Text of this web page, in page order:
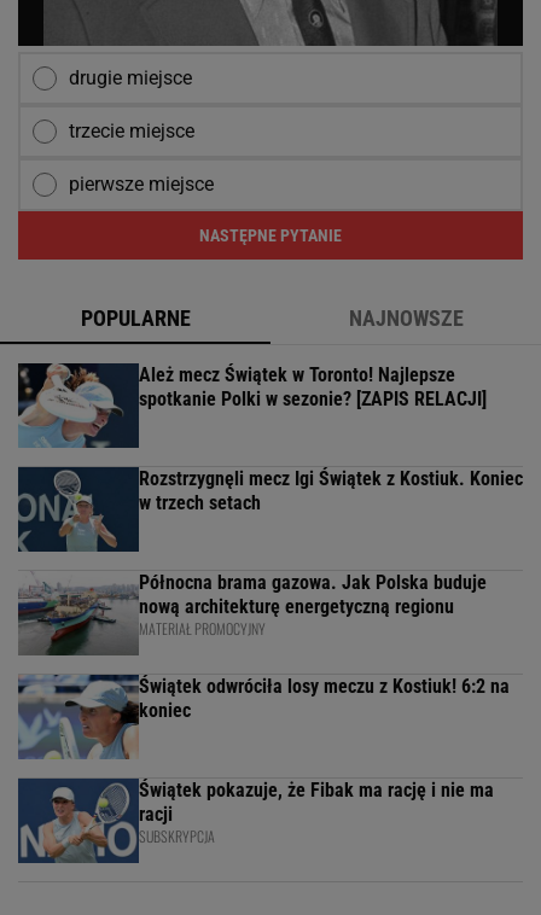
drugie miejsce
trzecie miejsce
pierwsze miejsce
NASTĘPNE PYTANIE
POPULARNE NAJNOWSZE
Ależ mecz Świątek w Toronto! Najlepsze
spotkanie Polki w sezonie? [ZAPIS RELACJI]
Rozstrzygnęli mecz Igi Świątek z Kostiuk. Koniec
w trzech setach
Północna brama gazowa. Jak Polska buduje
nową architekturę energetyczną regionu
MATERIAŁ PROMOCYJNY
Świątek odwróciła losy meczu z Kostiuk! 6:2 na
koniec
Świątek pokazuje, że Fibak ma rację i nie ma
racji
SUBSKRYPCJA